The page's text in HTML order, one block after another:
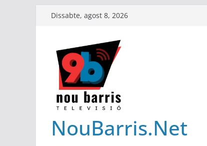
Dissabte, agost 8, 2026
NouBarris.Net